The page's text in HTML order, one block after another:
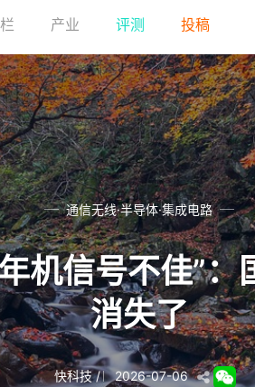
产业 评测 投稿
通信无线·半导体·集成电路
机信号不佳”
消失了
快科技/ 2026-07-06